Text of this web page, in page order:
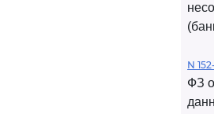
N
ФЗ